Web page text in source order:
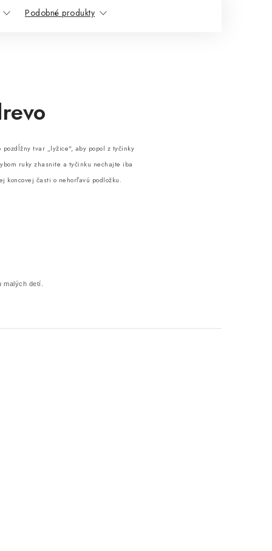
Podobné produkty
tvar „lyžice", aby popol z tyčinky
ruky zhasnite a tyčinku nechajte iba
časti o nehorľavú podložku.
detí.